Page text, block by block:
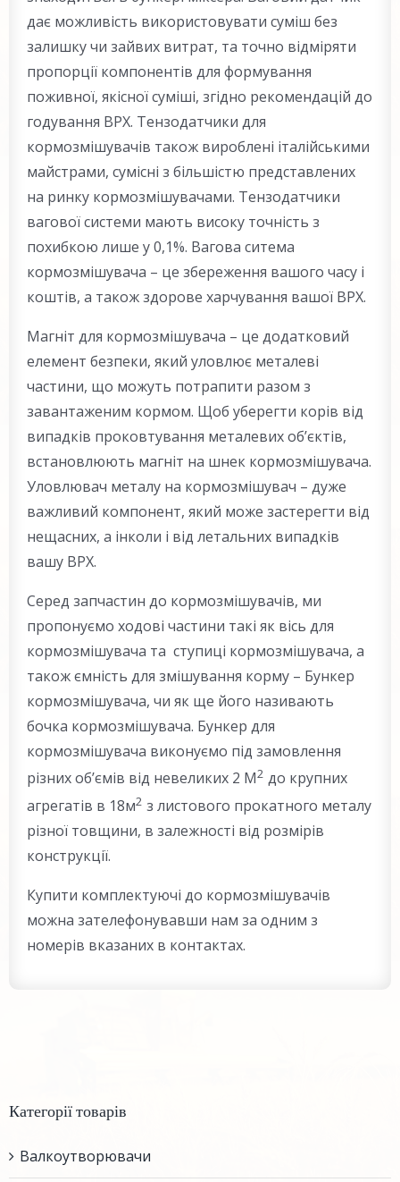
дає можливість використовувати суміш без
залишку чи зайвих витрат, та точно відміряти
пропорції компонентів для формування
поживної, якісної суміші, згідно рекомендацій до
годування ВРХ. Тензодатчики для
кормозмішувачів також вироблені італійськими
майстрами, сумісні з більшістю представлених
на ринку кормозмішувачами. Тензодатчики
вагової системи мають високу точність з
похибкою лише у 0,1%. Вагова ситема
кормозмішувача – це збереження вашого часу і
коштів, а також здорове харчування вашої ВРХ.
Магніт для кормозмішувача – це додатковий
елемент безпеки, який уловлює металеві
частини, що можуть потрапити разом з
завантаженим кормом. Щоб уберегти корів від
випадків проковтування металевих об’єктів,
встановлюють магніт на шнек кормозмішувача.
Уловлювач металу на кормозмішувач – дуже
важливий компонент, який може застерегти від
нещасних, а інколи і від летальних випадків
вашу ВРХ.
Серед запчастин до кормозмішувачів, ми
пропонуємо ходові частини такі як вісь для
кормозмішувача та ступиці кормозмішувача, а
також ємність для змішування корму – Бункер
кормозмішувача, чи як ще його називають
бочка кормозмішувача. Бункер для
кормозмішувача виконуємо під замовлення
різних об’ємів від невеликих 2 М2 до крупних
агрегатів в 18м2 з листового прокатного металу
різної товщини, в залежності від розмірів
конструкції.
Купити комплектуючі до кормозмішувачів
можна зателефонувавши нам за одним з
номерів вказаних в контактах.
Категорії товарів
Валкоутворювачи